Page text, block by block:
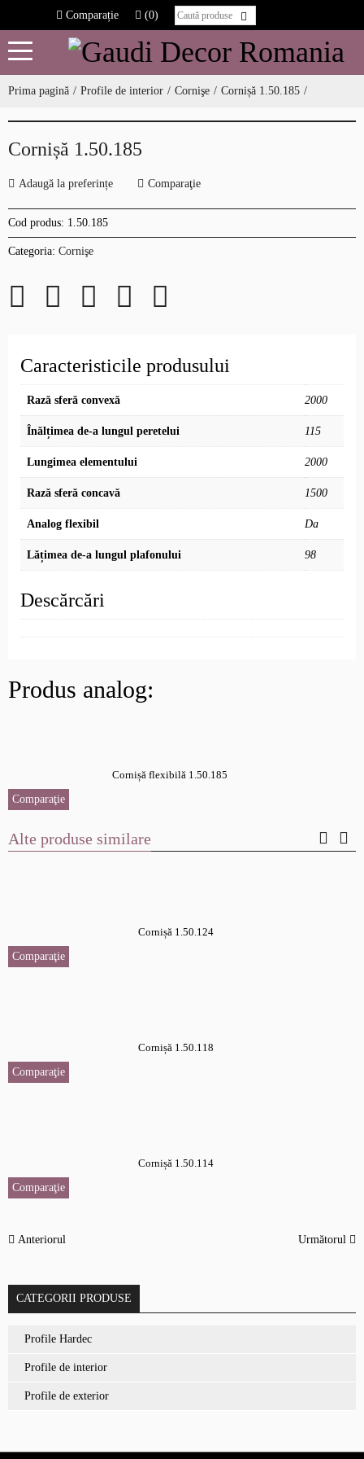
Comparație (0)
Prima pagină Profile de interior Cornişe Cornișă 1.50.185
Cornișă 1.50.185
Adaugă la preferințe Comparaţie
Cod produs: 1.50.185
Categoria: Cornişe
Caracteristicile produsului
Rază sferă convexă 2000
Înălțimea de-a lungul peretelui 115
Lungimea elementului 2000
Rază sferă concavă 1500
Analog flexibil Da
Lățimea de-a lungul plafonului 98
Descărcări
Produs analog:
Cornișă flexibilă 1.50.185
Comparaţie
Alte produse similare
Cornișă 1.50.124
Comparaţie
Cornișă 1.50.118
Comparaţie
Cornișă 1.50.114
Comparaţie
Anteriorul Următorul
CATEGORII PRODUSE
Profile Hardec
Profile de interior
Profile de exterior